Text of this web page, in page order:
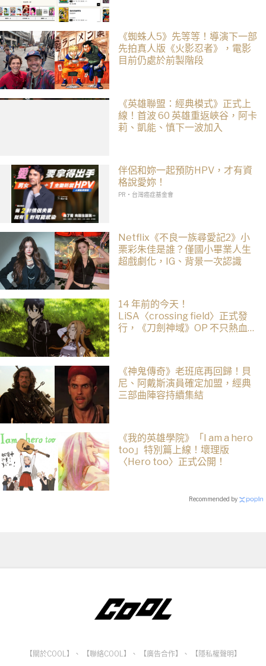
《蜘蛛人5》先等等！導演下一部
先拍真人版《火影忍者》，電影
目前仍處於前製階段
《英雄聯盟：經典模式》正式上
線！首波 60 英雄重返峽谷，阿卡
莉、凱能、慎下一波加入
伴侶和妳一起預防HPV，才有資
格說愛妳！
PR・台灣癌症基金會
Netflix《不良一族尋愛記2》小
栗彩朱佳是誰？僅國小畢業人生
超戲劇化，IG、背景一次認識
14 年前的今天！
LiSA〈crossing field〉正式發
行，《刀劍神域》OP 不只熱血還
《神鬼傳奇》老班底再回歸！貝
尼、阿戴斯演員確定加盟，經典
三部曲陣容持續集結
《我的英雄學院》「I am a hero
too」特別篇上線！壞理版
〈Hero too〉正式公開！
Recommended by
【關於COOL】 、 【聯絡COOL】 、 【廣告合作】 、 【隱私權聲明】